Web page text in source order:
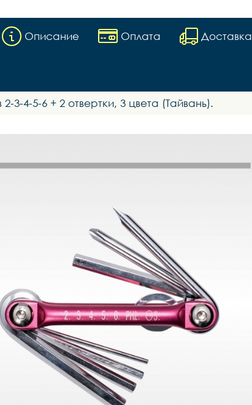
Описание Оплата Доставка
3-4-5-6 + 2 отвертки, 3 цвета (Тайвань).